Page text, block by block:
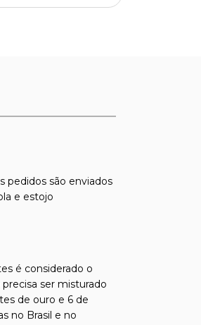
pedidos são enviados
e estojo
é considerado o
ser misturado
de ouro e 6 de
no Brasil e no